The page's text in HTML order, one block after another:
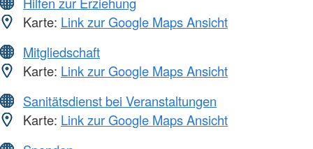
Karte: Link zur Google Maps Ansicht
Mitgliedschaft
Karte: Link zur Google Maps Ansicht
Sanitätsdienst bei Veranstaltungen
Karte: Link zur Google Maps Ansicht